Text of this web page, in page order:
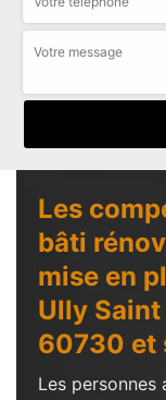
Les
bâti
mise en
Ully Saint
60730 et
Les personnes